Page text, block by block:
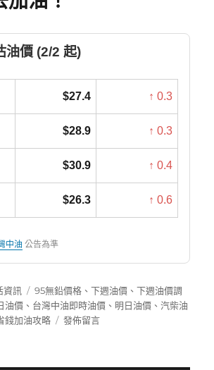
油價 (2/2 起)
$27.4 ↑ 0.3
$28.9 ↑ 0.3
$30.9 ↑ 0.4
$26.3 ↑ 0.6
中油 公告為準
資訊
標
籤
95無鉛價格 、下週油價 、下週油價調
油價 、 台灣中油即時油價 、 明日油價 、 汽柴油
錢加油攻略
在
發佈留言